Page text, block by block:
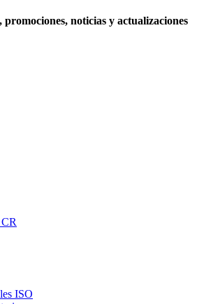
promociones, noticias y actualizaciones
ISO